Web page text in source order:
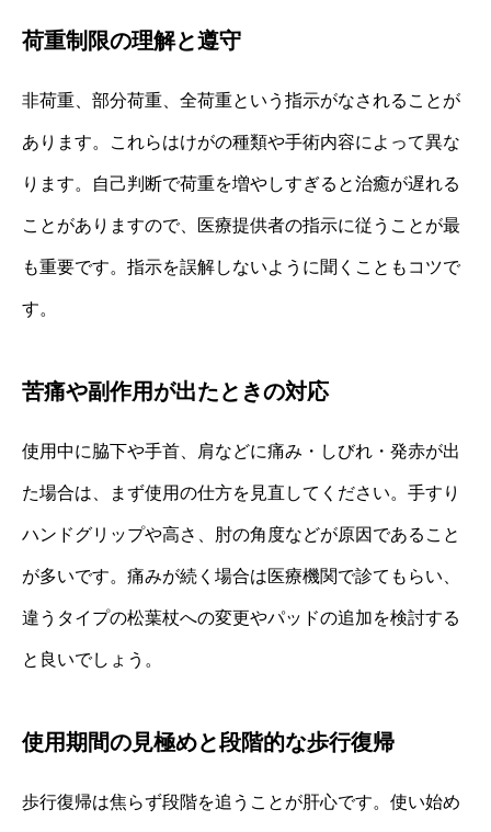
荷重制限の理解と遵守
非荷重、部分荷重、全荷重という指示がなされることが
あります。これらはけがの種類や手術内容によって異な
ります。自己判断で荷重を増やしすぎると治癒が遅れる
ことがありますので、医療提供者の指示に従うことが最
も重要です。指示を誤解しないように聞くこともコツで
す。
苦痛や副作用が出たときの対応
使用中に脇下や手首、肩などに痛み・しびれ・発赤が出
た場合は、まず使用の仕方を見直してください。手すり
ハンドグリップや高さ、肘の角度などが原因であること
が多いです。痛みが続く場合は医療機関で診てもらい、
違うタイプの松葉杖への変更やパッドの追加を検討する
と良いでしょう。
使用期間の見極めと段階的な歩行復帰
歩行復帰は焦らず段階を追うことが肝心です。使い始め